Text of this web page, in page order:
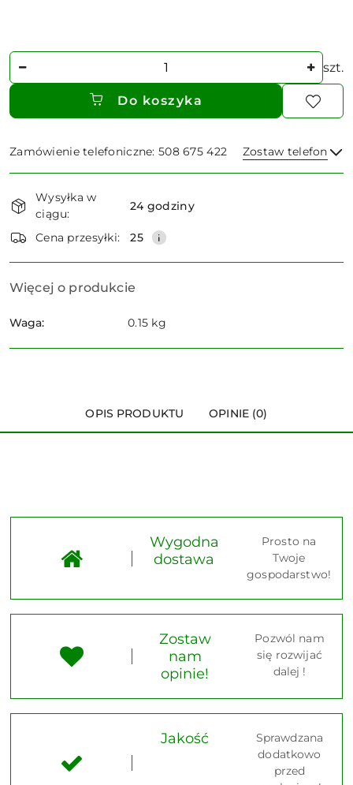
Ilość szt.
Do koszyka
Zamówienie telefoniczne: 508 675 422 Zostaw telefon
i
dostawa
Wysyłka w
ciągu:
24 godziny
Cena przesyłki: 25
Więcej o produkcie
Waga: 0.15 kg
OPIS PRODUKTU OPINIE (0)
Wygodna
dostawa
Prosto na
Twoje
gospodarstwo!
Zostaw
nam
opinie!
Pozwól nam
się rozwijać
dalej !
Jakość
Sprawdzana
dodatkowo
przed